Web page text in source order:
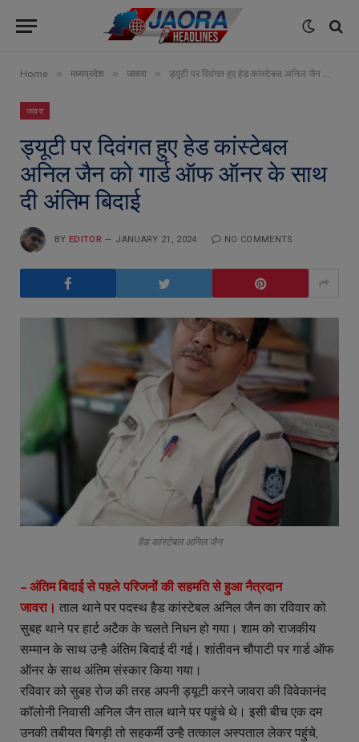
Home » मध्यप्रदेश » जावरा » ड्यूटी पर दिवंगत हुए हेड कांस्टेबल अनिल जैन को गार्ड ऑफ ऑनर के साथ दी अंतिम बिदाई
जावरा
ड्यूटी पर दिवंगत हुए हेड कांस्टेबल
अनिल जैन को गार्ड ऑफ ऑनर के साथ
दी अंतिम बिदाई
BY EDITOR JANUARY 21, 2024 NO COMMENTS
हैड कांस्टेबल अनिल जैन
– अंतिम बिदाई से पहले परिजनों की सहमति से हुआ नैत्रदान
जावरा। ताल थाने पर पदस्थ हैड कांस्टेबल अनिल जैन का रविवार को
सुबह थाने पर हार्ट अटैक के चलते निधन हो गया। शाम को राजकीय
सम्मान के साथ उन्है अंतिम बिदाई दी गई। शांतीवन चौपाटी पर गार्ड ऑफ
ऑनर के साथ अंतिम संस्कार किया गया।
रविवार को सुबह रोज की तरह अपनी ड्यूटी करने जावरा की विवेकानंद
कॉलोनी निवासी अनिल जैन ताल थाने पर पहुंचे थे। इसी बीच एक दम
उनकी तबीयत बिगड़ी तो सहकर्मी उन्है तत्काल अस्पताल लेकर पहुंचे,